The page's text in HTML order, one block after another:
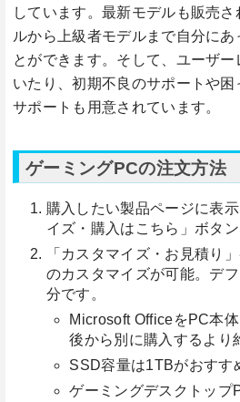
しています。最新モデルも販売
ルから上級者モデルまで自分にあ
とができます。そして、ユーザ
いたり、初期不良のサポートや
サポートも用意されています。
ゲーミングPCの注文方法
購入したい製品ページに表
イズ・購入はこちら」ボタン
「カスタマイズ・お見積り
のカスタマイズが可能。デ
分です。
Microsoft OfficeをPC本
後から別に購入するより
SSD容量は1TBがおすす
ゲーミングデスクトップ